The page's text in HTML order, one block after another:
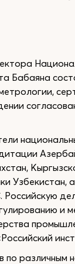
Бабаяна
Узбекистан,
и
различным